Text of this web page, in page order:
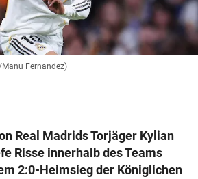
& Co KG 2026
Fernandez)
Real Madrids Torjäger Kylian
Risse innerhalb des Teams
2:0-Heimsieg der Königlichen